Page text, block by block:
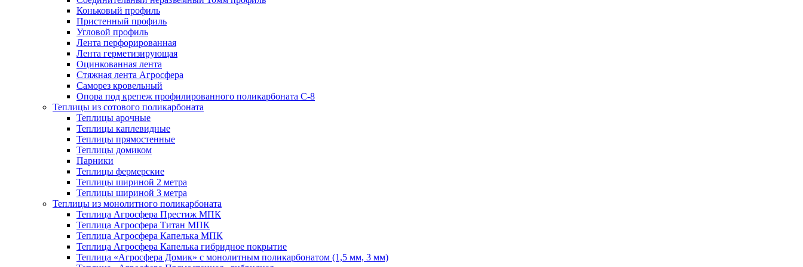
Коньковый профиль
Пристенный профиль
Угловой профиль
Лента перфорированная
Лента герметизирующая
Оцинкованная лента
Стяжная лента Агросфера
Саморез кровельный
Опора под крепеж профилированного поликарбоната С-8
Теплицы из сотового поликарбоната
Теплицы арочные
Теплицы каплевидные
Теплицы прямостенные
Теплицы домиком
Парники
Теплицы фермерские
Теплицы шириной 2 метра
Теплицы шириной 3 метра
Теплицы из монолитного поликарбоната
Теплица Агросфера Престиж МПК
Теплица Агросфера Титан МПК
Теплица Агросфера Капелька МПК
Теплица Агросфера Капелька гибридное покрытие
Теплица «Агросфера Домик» с монолитным поликарбонатом (1,5 мм, 3 мм)